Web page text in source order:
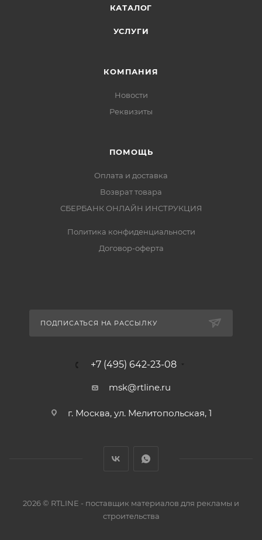
КАТАЛОГ
УСЛУГИ
КОМПАНИЯ
Новости
Реквизиты
ПОМОЩЬ
Оплата и доставка
Возврат товара
СБЕРБАНК ОНЛАЙН ИНСТРУКЦИЯ
Политика конфиденциальности
Договор-оферта
ПОДПИСАТЬСЯ НА РАССЫЛКУ
+7 (495) 642-23-08
msk@rtline.ru
г. Москва, ул. Мелитопольская, 1
2026 © RTLINE - поставщик материалов для рекламы и
строительства